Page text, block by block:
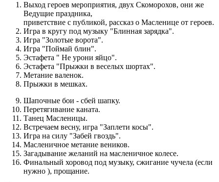
Выход героев мероприятия, двух Скоморохов, они же
Ведущие праздника,
приветствие с публикой, рассказ о Масленице от героев.
Игра в кругу под музыку "Блинная зарядка".
Игра "Золотые ворота".
Игра "Поймай блин".
Эстафета " Не урони яйцо".
Эстафета "Прыжки в веселых шортах".
Метание валенок.
Прыжки в мешках.
Шапочные бои - сбей шапку.
Перетягивание каната.
Танец Масленицы.
Встречаем весну, игра "Заплети косы".
Игра на силу "Забей гвоздь".
Масленичное метание веников.
Загадывание желаний на масленичное колесе.
Финальный хоровод под музыку, сжигание чучела (если
нужно ), прощание.